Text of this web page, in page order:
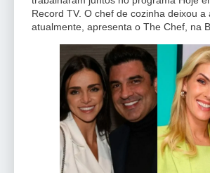
Record TV. O chef de cozinha deixou a
atualmente, apresenta o The Chef, na